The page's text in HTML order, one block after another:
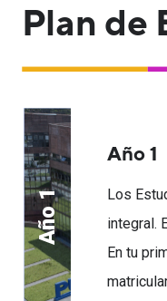
Plan de
Año 1
Año 1
Los
integral.
En tu